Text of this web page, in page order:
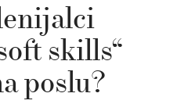
skills“
poslu?